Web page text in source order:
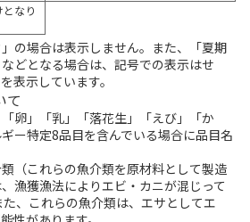
なり
の場合は表示しません。また、「夏期
どとなる場合は、記号での表示はせ
表示しています。
て
卵」「乳」「落花生」「えび」「か
ー特定8品目を含んでいる場合に品目名
（これらの魚介類を原材料として製造
漁獲漁法によりエビ・カニが混じって
、これらの魚介類は、エサとしてエ